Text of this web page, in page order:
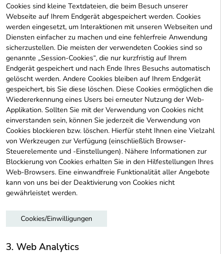
Cookies sind kleine Textdateien, die beim Besuch unserer
Webseite auf Ihrem Endgerät abgespeichert werden. Cookies
werden eingesetzt, um Interaktionen mit unseren Webseiten und
Diensten einfacher zu machen und eine fehlerfreie Anwendung
sicherzustellen. Die meisten der verwendeten Cookies sind so
genannte „Session-Cookies“, die nur kurzfristig auf Ihrem
Endgerät gespeichert und nach Ende Ihres Besuchs automatisch
gelöscht werden. Andere Cookies bleiben auf Ihrem Endgerät
gespeichert, bis Sie diese löschen. Diese Cookies ermöglichen die
Wiedererkennung eines Users bei erneuter Nutzung der Web-
Applikation. Sollten Sie mit der Verwendung von Cookies nicht
einverstanden sein, können Sie jederzeit die Verwendung von
Cookies blockieren bzw. löschen. Hierfür steht Ihnen eine Vielzahl
von Werkzeugen zur Verfügung (einschließlich Browser-
Steuerelemente und -Einstellungen). Nähere Informationen zur
Blockierung von Cookies erhalten Sie in den Hilfestellungen Ihres
Web-Browsers. Eine einwandfreie Funktionalität aller Angebote
kann von uns bei der Deaktivierung von Cookies nicht
gewährleistet werden.
Cookies/Einwilligungen
3. Web Analytics